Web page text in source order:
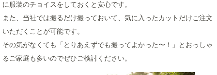
に服装のチョイスをしておくと安心です。
また、当社では撮るだけ撮っておいて、気に入ったカットだけご注文
いただくことが可能です。
その気がなくても「とりあえずでも撮ってよかった〜！」とおっしゃ
るご家庭も多いのでぜひご検討ください。